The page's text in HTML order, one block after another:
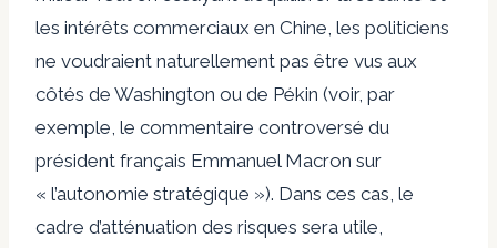
les intérêts commerciaux en Chine, les politiciens
ne voudraient naturellement pas être vus aux
côtés de Washington ou de Pékin (voir, par
exemple, le commentaire controversé du
président français Emmanuel Macron sur
« l’autonomie stratégique »). Dans ces cas, le
cadre d’atténuation des risques sera utile,